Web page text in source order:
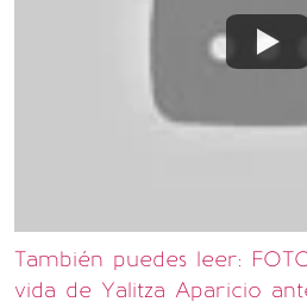
También puedes leer:
vida de Yalitza Aparicio